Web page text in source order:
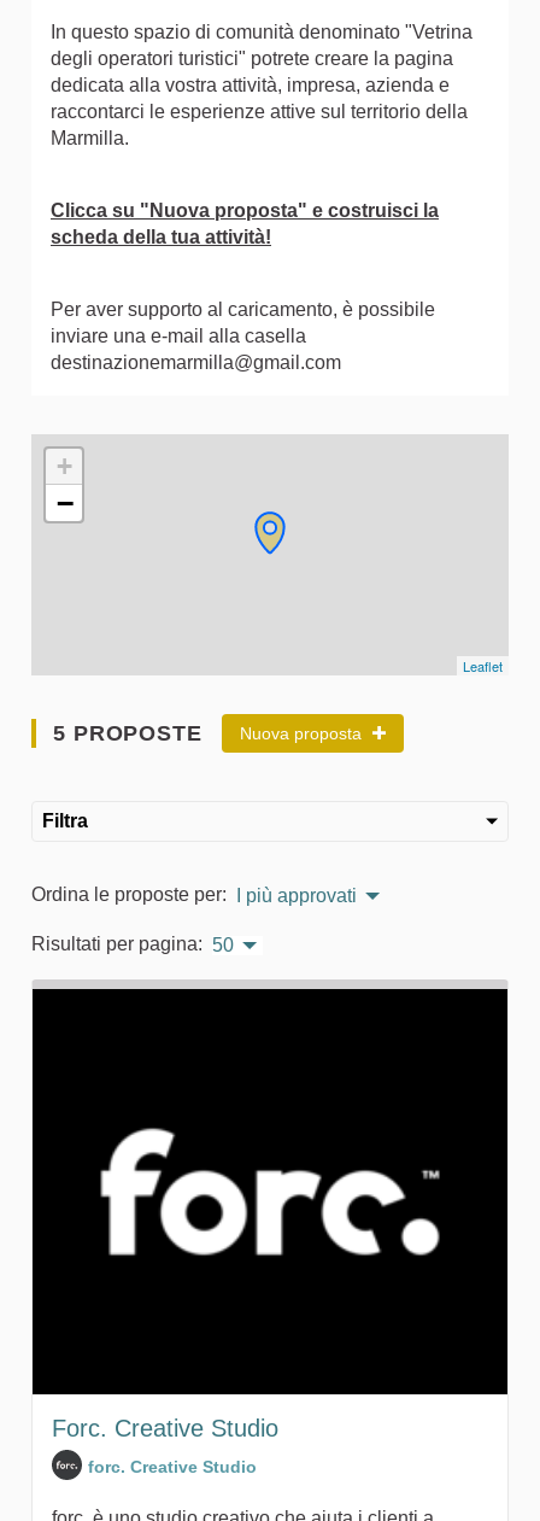
In questo spazio di comunità denominato "Vetrina
degli operatori turistici" potrete creare la pagina
dedicata alla vostra attività, impresa, azienda e
raccontarci le esperienze attive sul territorio della
Marmilla.
Clicca su "Nuova proposta" e costruisci la
scheda della tua attività!
Per aver supporto al caricamento, è possibile
inviare una e-mail alla casella
destinazionemarmilla@gmail.com
L'elemento seguente è una mappa che presenta gli
+
−
Leaflet
5 PROPOSTE Nuova proposta
Filtra
Ordina le proposte per: I più approvati
Risultati per pagina: 50
Forc. Creative Studio
forc. Creative Studio